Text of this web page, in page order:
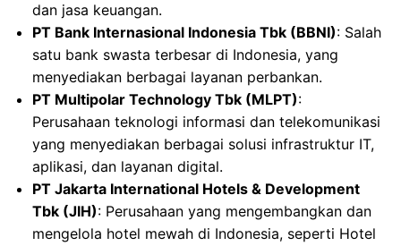
dan jasa keuangan.
PT Bank Internasional Indonesia Tbk (BBNI): Salah
satu bank swasta terbesar di Indonesia, yang
menyediakan berbagai layanan perbankan.
PT Multipolar Technology Tbk (MLPT):
Perusahaan teknologi informasi dan telekomunikasi
yang menyediakan berbagai solusi infrastruktur IT,
aplikasi, dan layanan digital.
PT Jakarta International Hotels & Development
Tbk (JIH): Perusahaan yang mengembangkan dan
mengelola hotel mewah di Indonesia, seperti Hotel